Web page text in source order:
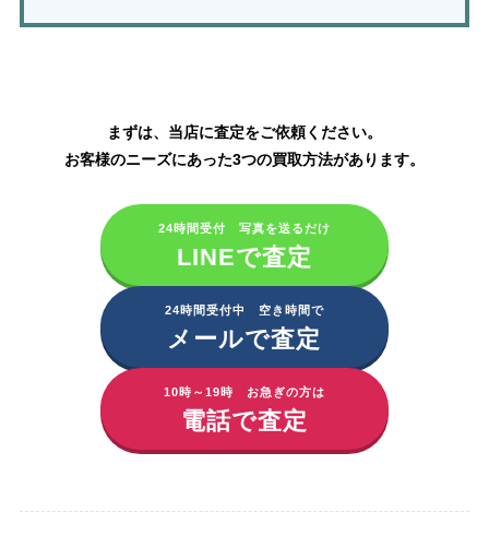
まずは、当店に査定をご依頼ください。
お客様のニーズにあった3つの買取方法があります。
24時間受付 写真を送るだけ
LINEで査定
24時間受付中 空き時間で
メールで査定
10時～19時 お急ぎの方は
電話で査定